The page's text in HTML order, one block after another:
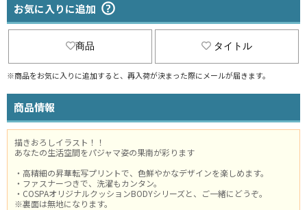
お気に入りに追加
商品 タイトル
※商品をお気に入りに追加すると、再入荷が決まった際にメールが届きます。
商品情報
描きおろしイラスト！！
あなたの生活空間をパジャマ姿の果南が彩ります
・高精細の昇華転写プリントで、色鮮やかなデザインを楽しめます。
・ファスナーつきで、洗濯もカンタン。
・COSPAオリジナルクッションBODYシリーズと、ご一緒にどうぞ。
※裏面は無地になります。